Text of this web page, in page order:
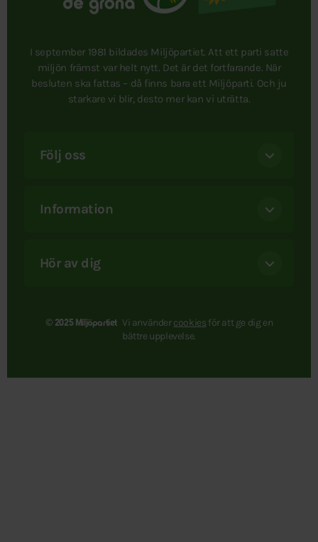
I september 1981 bildades Miljöpartiet. Att ett parti satte
miljön främst var helt nytt. Det är det fortfarande. När
besluten ska fattas – då finns bara ett Miljöparti. Och ju
starkare vi blir, desto mer kan vi uträtta.
Följ oss
Information
Hör av dig
© 2025 Miljöpartiet Vi användercookies för att ge dig en
bättre upplevelse.